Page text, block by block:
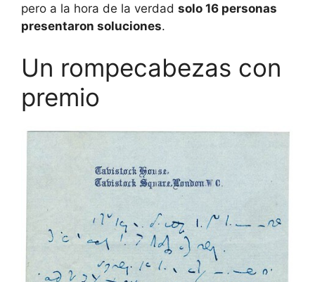
pero a la hora de la verdad solo 16 personas
presentaron soluciones.
Un rompecabezas con
premio